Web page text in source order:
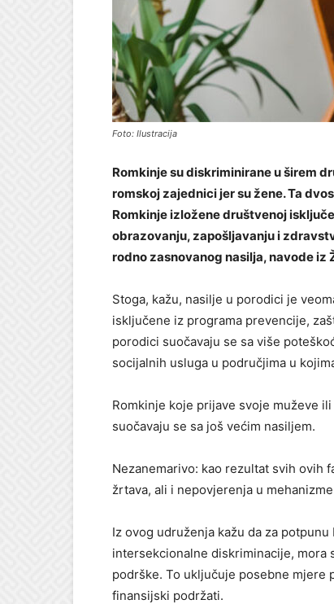
Foto: Ilustracija
Romkinje su diskriminirane u širem
romskoj zajednici jer su žene. Ta
Romkinje izložene društvenoj
obrazovanju, zapošljavanju i
rodno zasnovanog nasilja, navode iz
Stoga, kažu, nasilje u porodici je
isključene iz programa prevencije,
porodici suočavaju se sa više
socijalnih usluga u područjima u
Romkinje koje prijave svoje muževe
suočavaju se sa još većim nasiljem.
Nezanemarivo: kao rezultat svih ovih
žrtava, ali i nepovjerenja u
Iz ovog udruženja kažu da za
intersekcionalne diskriminacije,
podrške. To uključuje posebne
finansijski podržati.